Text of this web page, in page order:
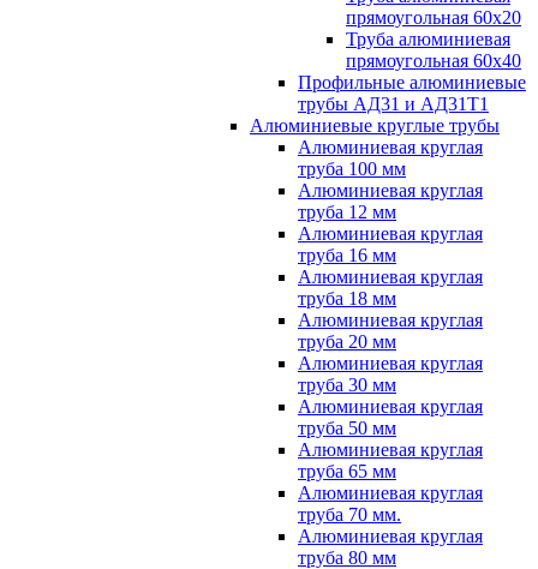
прямоугольная 60x20
Труба алюминиевая
прямоугольная 60х40
Профильные алюминиевые
трубы АД31 и АД31Т1
Алюминиевые круглые трубы
Алюминиевая круглая
труба 100 мм
Алюминиевая круглая
труба 12 мм
Алюминиевая круглая
труба 16 мм
Алюминиевая круглая
труба 18 мм
Алюминиевая круглая
труба 20 мм
Алюминиевая круглая
труба 30 мм
Алюминиевая круглая
труба 50 мм
Алюминиевая круглая
труба 65 мм
Алюминиевая круглая
труба 70 мм.
Алюминиевая круглая
труба 80 мм